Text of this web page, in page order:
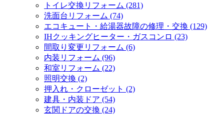
トイレ交換リフォーム (281)
洗面台リフォーム (74)
エコキュート・給湯器故障の修理・交換 (129)
IHクッキングヒーター・ガスコンロ (23)
間取り変更リフォーム (6)
内装リフォーム (96)
和室リフォーム (22)
照明交換 (2)
押入れ・クローゼット (2)
建具・内装ドア (54)
玄関ドアの交換 (24)